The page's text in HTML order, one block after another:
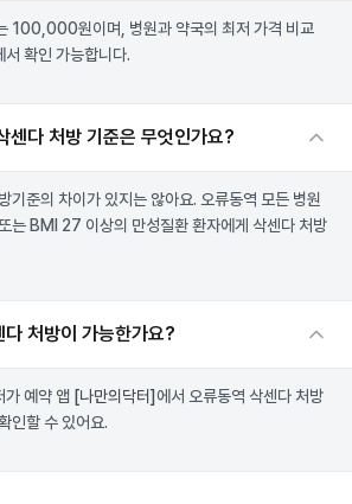
100,000원이며, 병원과 약국의 최저 가격 비교
서 확인 가능합니다.
센다 처방 기준은 무엇인가요?
기준의 차이가 있지는 않아요. 오류동역 모든 병원
는 BMI 27 이상의 만성질환 환자에게 삭센다 처방
처방이 가능한가요?
가 예약 앱 [나만의닥터] 에서 오류동역 삭센다 처방
인할 수 있어요.